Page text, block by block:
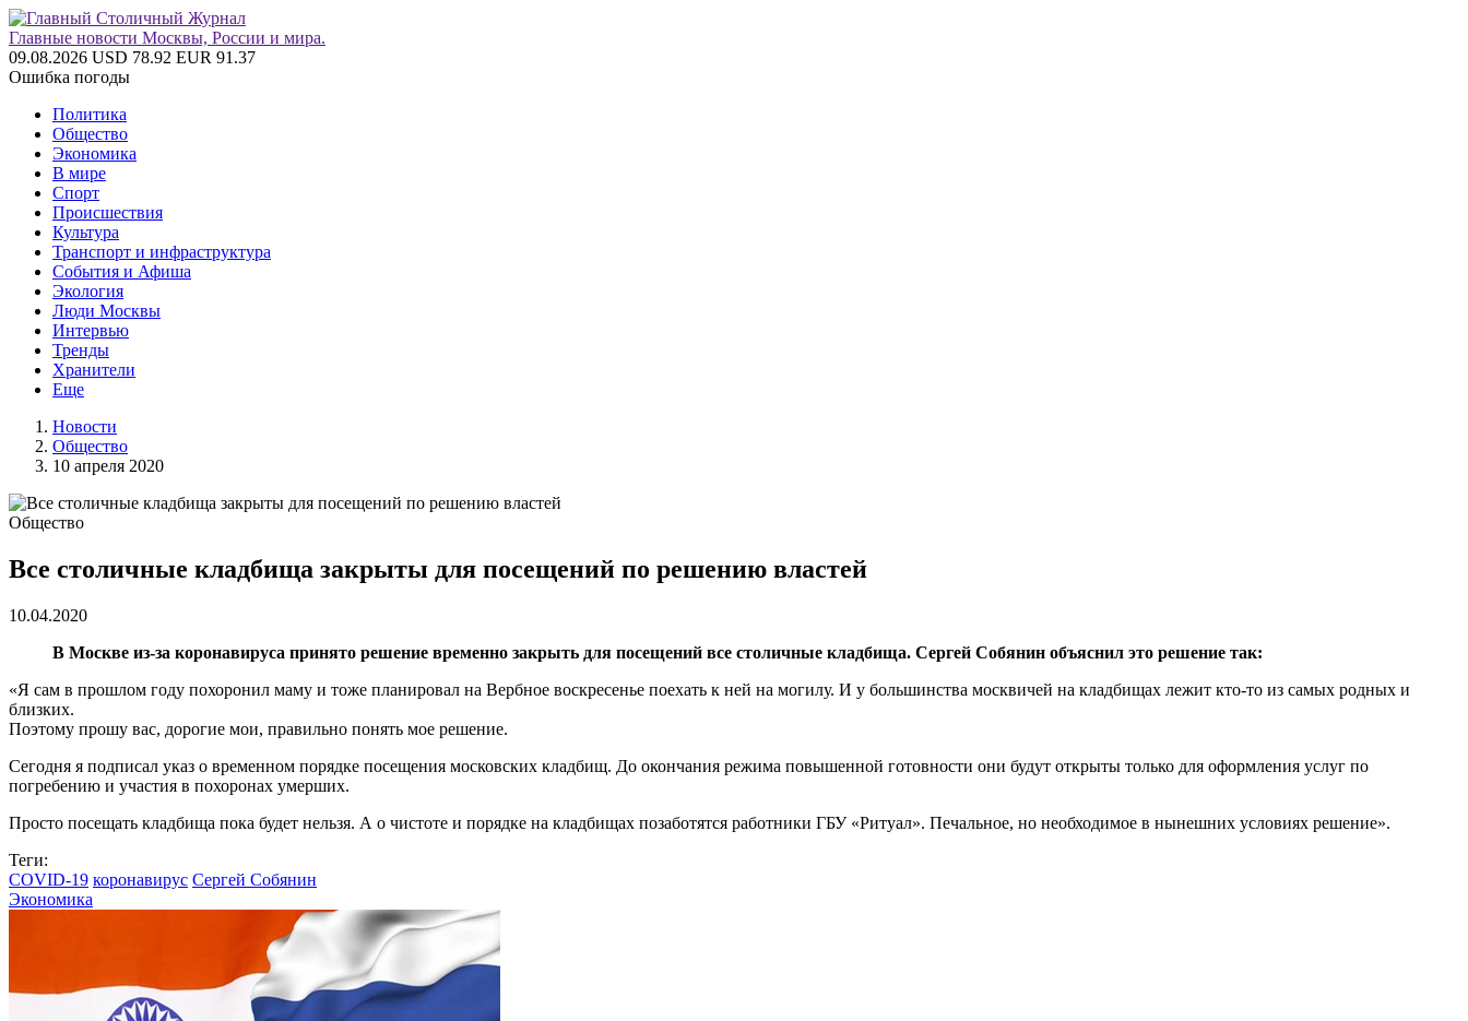
Главные новости Москвы, России и мира.
09.08.2026 USD 78.92 EUR 91.37
Ошибка погоды
Политика
Общество
Экономика
В мире
Спорт
Происшествия
Культура
Транспорт и инфраструктура
События и Афиша
Экология
Люди Москвы
Интервью
Тренды
Хранители
Еще
Новости
Общество
10 апреля 2020
Общество
Все столичные кладбища закрыты для посещений по решению властей
10.04.2020
В Москве из-за коронавируса принято решение временно закрыть для посещений все столичные кладбища. Сергей Собянин объяснил это решение так:
«Я сам в прошлом году похоронил маму и тоже планировал на Вербное воскресенье поехать к ней на могилу. И у большинства москвичей на кладбищах лежит кто-то из самых родных и
близких.
Поэтому прошу вас, дорогие мои, правильно понять мое решение.
Сегодня я подписал указ о временном порядке посещения московских кладбищ. До окончания режима повышенной готовности они будут открыты только для оформления услуг по
погребению и участия в похоронах умерших.
Просто посещать кладбища пока будет нельзя. А о чистоте и порядке на кладбищах позаботятся работники ГБУ «Ритуал». Печальное, но необходимое в нынешних условиях решение».
Теги:
COVID-19 коронавирус Сергей Собянин
Экономика